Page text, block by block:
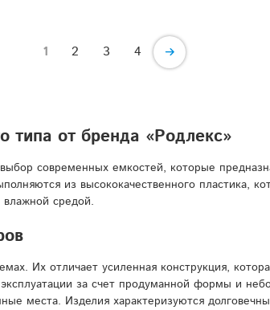
1 2 3 4
типа от бренда «Родлекс»
современных емкостей, которые
из высококачественного пластика,
средой.
Их отличает усиленная конструкция,
за счет продуманной формы и
места. Изделия характеризуются